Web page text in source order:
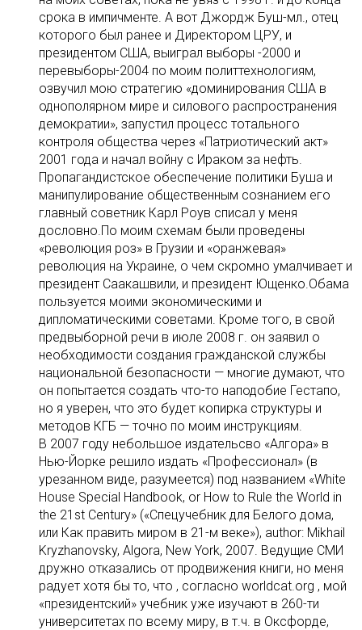
срока в импичменте. A вот Джордж Буш-мл., отец
которого был ранее и Директором ЦРУ, и
президентом США, выиграл выборы -2000 и
перевыборы-2004 по моим политтехнологиям,
озвучил мою стратегию «доминирования США в
однополярном мире и силового распространения
демократии», запустил процесс тотального
контроля общества через «Патриотический акт»
2001 года и начал войну с Ираком за нефть.
Пропагандистское обеспечение политики Буша и
манипулирование общественным сознанием его
главный советник Карл Роув списал у меня
дословно.По моим схемам были проведены
«революция роз» в Грузии и «оранжевая»
революция на Украине, о чем скромно умалчивает и
президент Саакашвили, и президент Ющенко.Обама
пользуется моими экономическими и
дипломатическими советами. Кроме того, в свой
предвыборной речи в июле 2008 г. он заявил о
необходимости создания гражданской службы
национальной безопасности — многие думают, что
он попытается создать чтo-то наподобие Гестапо,
но я уверен, что это будет копирка структуры и
методов КГБ — точно по моим инструкциям.
В 2007 году небольшое издательсво «Алгора» в
Нью-Йорке решило издать «Профессионал» (в
урезанном виде, разумеется) под названием «White
House Special Handbook, or How to Rule the World in
the 21st Century» («Спецучебник для Белого дома,
или Как править миром в 21-м веке»), author: Mikhail
Kryzhanovsky, Algora, New York, 2007. Ведущие СМИ
дружно отказались от продвижения книги, но меня
радует хотя бы то, что , согласно worldcat.org , мой
«президентский» учебник уже изучают в 260-ти
университетах по всему миру, в т.ч. в Оксфорде,